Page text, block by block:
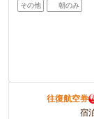
その他 朝のみ
往復航空券
宿